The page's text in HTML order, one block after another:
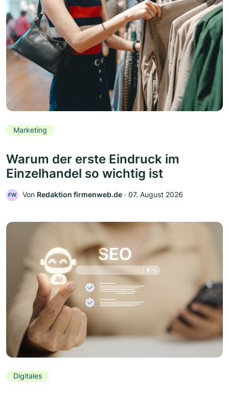
Marketing
Warum der erste Eindruck im
Einzelhandel so wichtig ist
FW Von Redaktion firmenweb.de ‧ 07. August 2026
Digitales